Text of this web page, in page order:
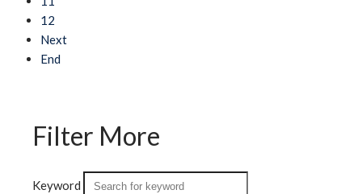
12
Next
End
Filter More
Keyword